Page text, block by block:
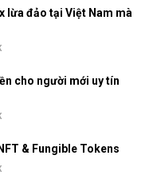
lừa đảo tại Việt Nam mà
cho người mới uy tín
& Fungible Tokens